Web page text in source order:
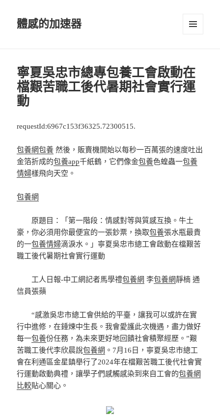
體感的加速器
寧夏吳忠市總專包養工會啟動在
檔艱苦職工後代暑期社會實行運
動
requestId:6967c153f36325.72300515.
包養網包養 然後，販賣機開始以每秒一百萬張的速度吐出
金箔折成的包養app千紙鶴，它們像金包養色蝗蟲一包養
情婦樣飛向天空。
包養網
原題目：「第一階段：情感對等與質感互換。牛土
豪，你必須用你最便宜的一張鈔票，換取包養張水瓶最貴
的一包養情婦滴淚水。」寧夏吳忠市總工會啟動在檔艱苦
職工後代暑期社會實行運動
工人日報-中工網記者馬學禮包養網 李包養網靜楠 通
信員張蘋
“感激吳忠市總工會供給的平臺，讓我可以或許在實
行中進修，在錘煉中生長。我會愛護此次機遇，盡力做好
每一包養份任務，為未來更好地回饋社會積聚經歷。”艱
苦職工後代李欣晨說包養網 。7月16日，寧夏吳忠市總工
會在利通區金星鎮舉行了2024年在檔艱苦職工後代社會實
行運動啟動典禮，讓學子們感觸感染到來自工會的包養網
比較貼心關心。